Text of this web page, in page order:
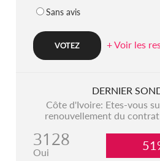
Sans avis
+ Voir les
DERNIER
Côte d'Ivoire: Etes-vous
renouvellement du contrat
3128
Oui